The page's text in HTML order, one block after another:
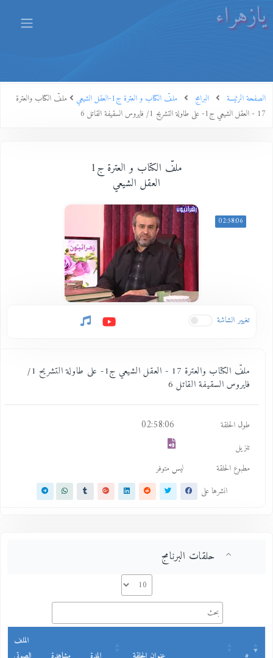
يازهراء
الصفحة الرئيسة البرامج ملفّ الكتاب و العترة ج1-العقل الشيعي
ملفّ الكتاب والعترة
17 - العقل الشيعي ج1- على طاولة التشريح 1/ فايروس السقيفة القاتل 6
ملفّ الكتاب و العترة ج1
العقل الشيعي
02:58:06
تغيير الشاشة
ملفّ الكتاب والعترة 17 - العقل الشيعي ج1- على طاولة التشريح 1/
فايروس السقيفة القاتل 6
طول الحلقة 02:58:06
تنزيل
مطبوع الحلقة
ليس متوفر
انشرها على
حلقات البرنامج
الملف